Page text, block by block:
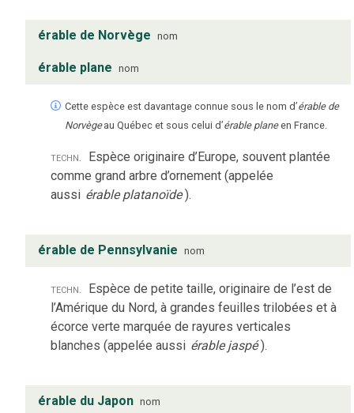
érable de Norvège nom
érable plane nom
Cette espèce est davantage connue sous le nom d’érable de
Norvège au Québec et sous celui d’érable planeen France.
techn. Espèce originaire d’Europe, souvent plantée
comme grand arbre d’ornement (appelée
aussi érable platanoïde).
érable de Pennsylvanie nom
techn. Espèce de petite taille, originaire de l’est de
l’Amérique du Nord, à grandes feuilles trilobées et à
écorce verte marquée de rayures verticales
blanches (appelée aussi érable jaspé).
érable du Japon nom